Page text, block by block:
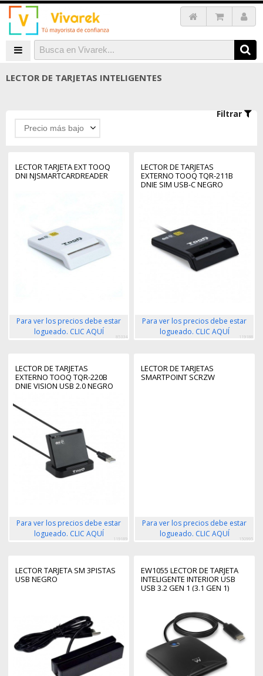
LECTOR DE TARJETAS INTELIGENTES
Filtrar
Precio más bajo
LECTOR TARJETA EXT TOOQ
DNI NJSMARTCARDREADER
Para ver los precios debe estar
logueado. CLIC AQUÍ
85334
LECTOR DE TARJETAS
EXTERNO TOOQ TQR-211B
DNIE SIM USB-C NEGRO
Para ver los precios debe estar
logueado. CLIC AQUÍ
119188
LECTOR DE TARJETAS
EXTERNO TOOQ TQR-220B
DNIE VISION USB 2.0 NEGRO
Para ver los precios debe estar
logueado. CLIC AQUÍ
119189
LECTOR DE TARJETAS
SMARTPOINT SCRZW
Para ver los precios debe estar
logueado. CLIC AQUÍ
150995
LECTOR TARJETA SM 3PISTAS
USB NEGRO
EW1055 LECTOR DE TARJETA
INTELIGENTE INTERIOR USB
USB 3.2 GEN 1 (3.1 GEN 1)